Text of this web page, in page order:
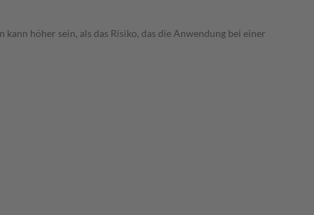
höher sein, als das Risiko, das die Anwendung bei einer